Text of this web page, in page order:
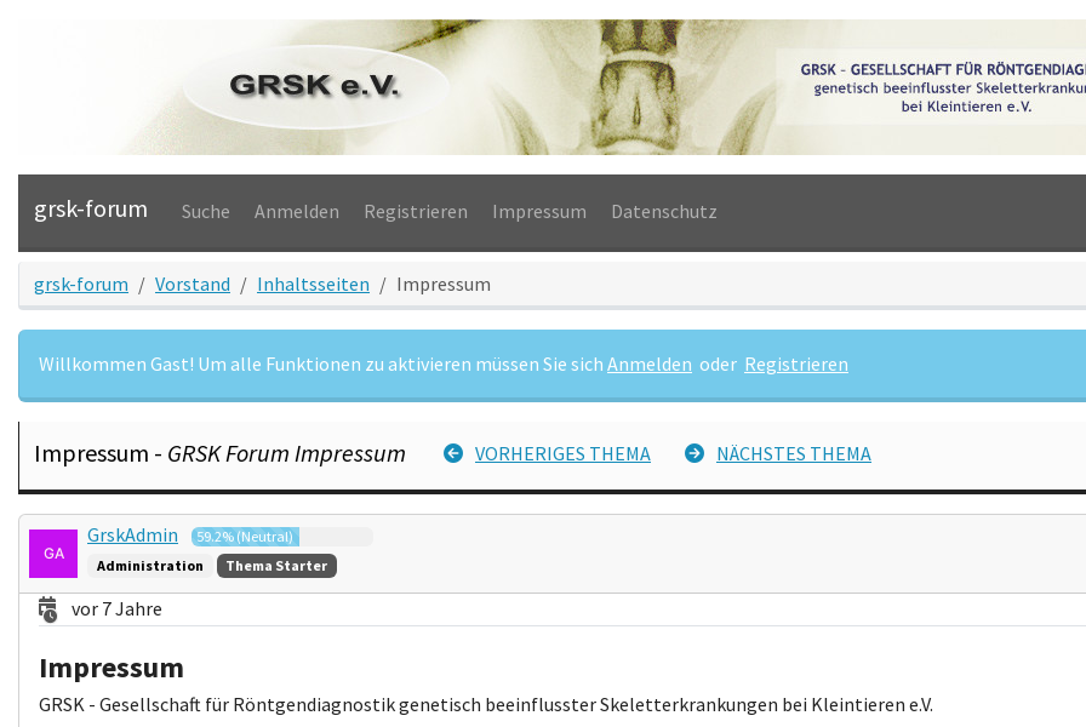
grsk-forum Suche Anmelden Registrieren Impressum Datenschutz
grsk-forum Vorstand Inhaltsseiten Impressum
Willkommen Gast! Um alle Funktionen zu aktivieren müssen Sie sich Anmelden oder Registrieren
Impressum - GRSK Forum Impressum VORHERIGES THEMA NÄCHSTES THEMA
GrskAdmin
59.2% (Neutral)
Administration
Thema Starter
vor 7 Jahre
Impressum
GRSK - Gesellschaft für Röntgendiagnostik genetisch beeinflusster Skeletterkrankungen bei Kleintieren e.V.